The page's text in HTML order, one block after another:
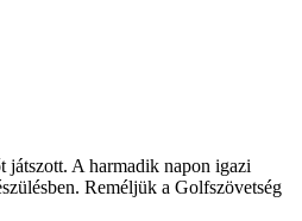
játszott. A harmadik napon igazi
Reméljük a Golfszövetség